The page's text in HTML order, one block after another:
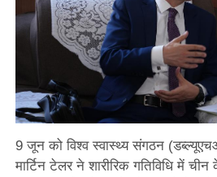
9 जून को विश्व स्वास्थ्य संगठन
मार्टिन टेलर ने शारीरिक गतिविधि में